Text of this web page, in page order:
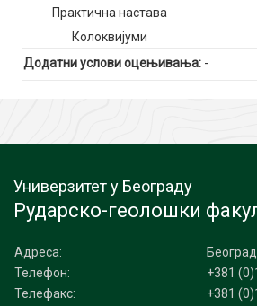
Практична настава
Колоквијуми
Додатни услови оцењивања: -
Универзитет у Београду
Рударско-геолошки
Адреса:
Телефон:
+381
Телефакс:
+381